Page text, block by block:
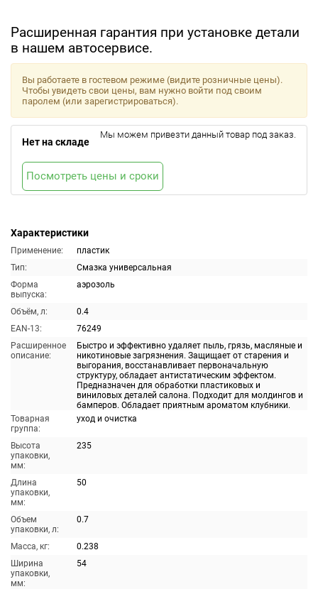
Расширенная гарантия при установке детали
в нашем автосервисе.
Характеристики
Применение:
пластик
Тип:
Смазка универсальная
Форма
выпуска:
аэрозоль
Объём, л:
0.4
EAN-13:
76249
Расширенное
описание:
Быстро и эффективно удаляет пыль, грязь, масляные и
никотиновые загрязнения. Защищает от старения и
выгорания, восстанавливает первоначальную
структуру, обладает антистатическим эффектом.
Предназначен для обработки пластиковых и
виниловых деталей салона. Подходит для молдингов и
бамперов. Обладает приятным ароматом клубники.
Товарная
группа:
уход и очистка
Высота
упаковки,
мм:
235
Длина
упаковки,
мм:
50
Объем
упаковки, л:
0.7
Масса, кг:
0.238
Ширина
упаковки,
мм:
54
Вы работаете в гостевом режиме (видите розничные цены).
Чтобы увидеть свои цены, вам нужно войти под своим
паролем (или зарегистрироваться).
Нет на складе
Мы можем привезти данный товар под заказ.
Посмотреть цены и сроки